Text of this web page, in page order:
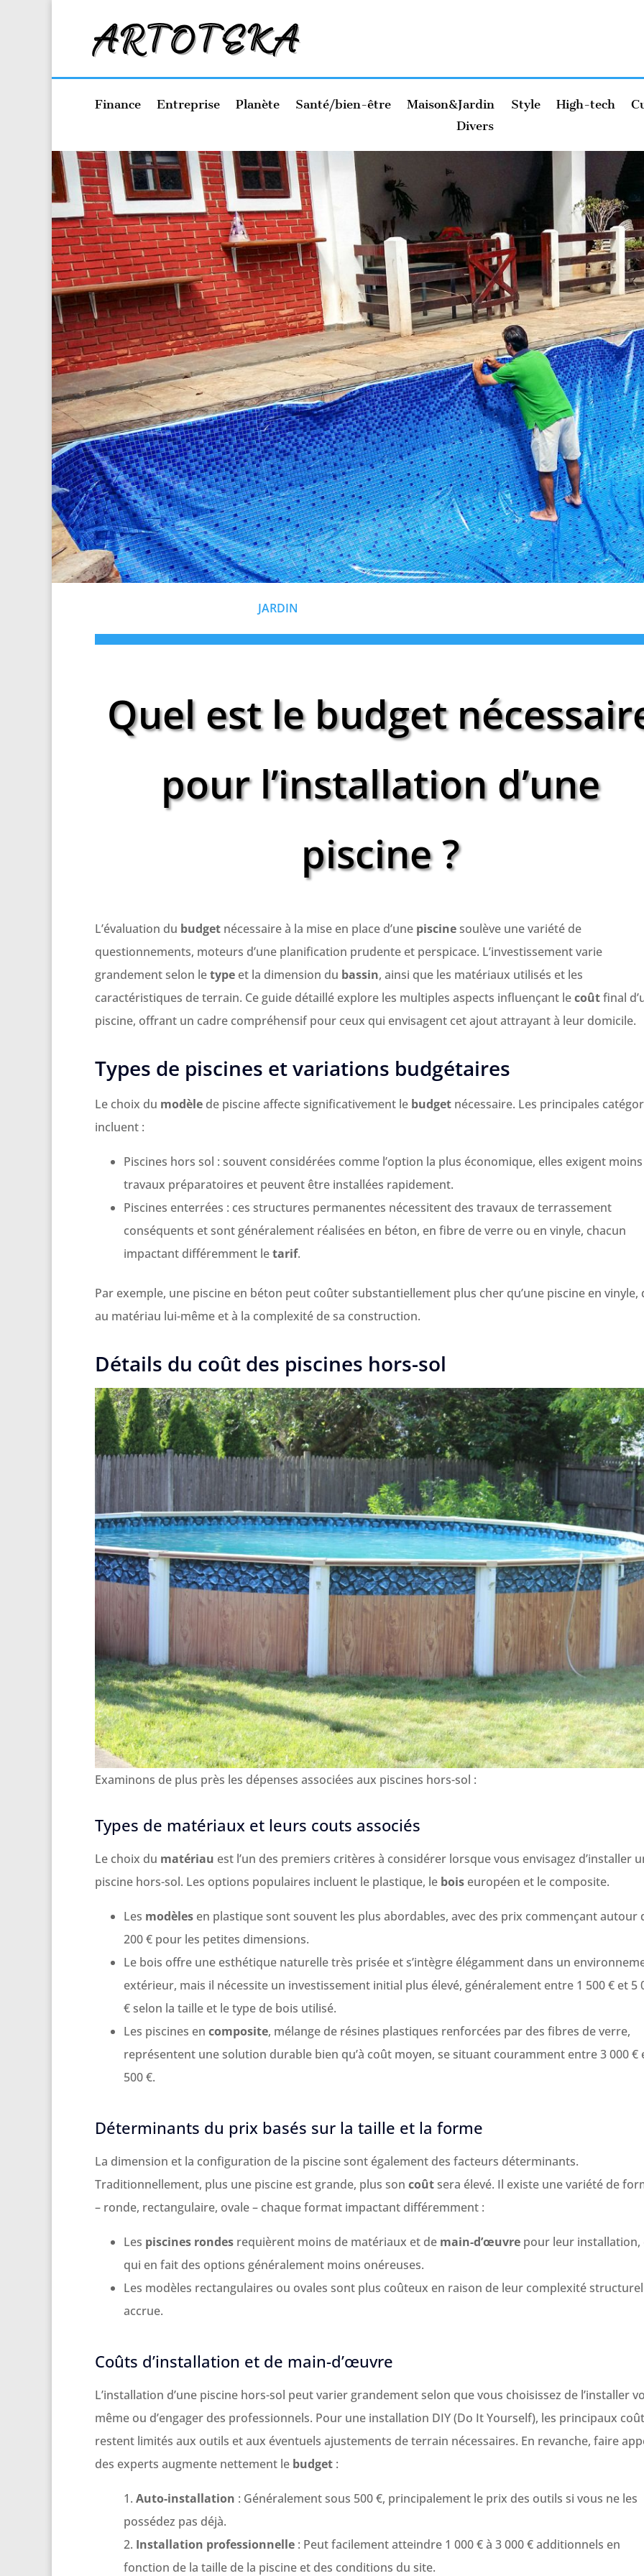
Finance Entreprise Planète Santé/bien-être Maison&Jardin Style High-tech
Divers
JARDIN
Quel est le budget
pour l’installation d’une
piscine ?
L’évaluation du budget nécessaire à la mise en place d’une piscinesoulève une variété de
questionnements, moteurs d’une planification prudente et perspicace. L’investissement varie
grandement selon letype et la dimension du bassin, ainsi que les matériaux utilisés et les
caractéristiques de terrain. Ce guide détaillé explore les multiples aspects influençant lecoûtfinal
piscine, offrant un cadre compréhensif pour ceux qui envisagent cet ajout attrayant à leur domicile.
Types de piscines et variations budgétaires
Le choix du modèle de piscine affecte significativement le budget nécessaire. Les principales
incluent :
Piscines hors sol : souvent considérées comme l’option la plus économique, elles exigent
travaux préparatoires et peuvent être installées rapidement.
Piscines enterrées : ces structures permanentes nécessitent des travaux de terrassement
conséquents et sont généralement réalisées en béton, en fibre de verre ou en vinyle, chacun
impactant différemment letarif.
Par exemple, une piscine en béton peut coûter substantiellement plus cher qu’une piscine en vinyle,
au matériau lui-même et à la complexité de sa construction.
Détails du coût des piscines hors-sol
Examinons de plus près les dépenses associées aux piscines hors-sol :
Types de matériaux et leurs couts associés
Le choix du matériau est l’un des premiers critères à considérer lorsque vous envisagez d’installer
piscine hors-sol. Les options populaires incluent le plastique, le bois européen et le composite.
Les modèles en plastique sont souvent les plus abordables, avec des prix commençant autour
200 € pour les petites dimensions.
Le bois offre une esthétique naturelle très prisée et s’intègre élégamment dans un
extérieur, mais il nécessite un investissement initial plus élevé, généralement entre 1 500 € et 5
€ selon la taille et le type de bois utilisé.
Les piscines en composite, mélange de résines plastiques renforcées par des fibres de verre,
représentent une solution durable bien qu’à coût moyen, se situant couramment entre 3 000 €
500 €.
Déterminants du prix basés sur la taille et la forme
La dimension et la configuration de la piscine sont également des facteurs déterminants.
Traditionnellement, plus une piscine est grande, plus son coûtsera élevé. Il existe une variété de
– ronde, rectangulaire, ovale – chaque format impactant différemment :
Les piscines rondes requièrent moins de matériaux et de main-d’œuvre pour leur installation,
qui en fait des options généralement moins onéreuses.
Les modèles rectangulaires ou ovales sont plus coûteux en raison de leur complexité
accrue.
Coûts d’installation et de main-d’œuvre
L’installation d’une piscine hors-sol peut varier grandement selon que vous choisissez de l’installer
même ou d’engager des professionnels. Pour une installation DIY (Do It Yourself), les principaux
restent limités aux outils et aux éventuels ajustements de terrain nécessaires. En revanche, faire
des experts augmente nettement le budget :
Auto-installation : Généralement sous 500 €, principalement le prix des outils si vous ne les
possédez pas déjà.
Installation professionnelle : Peut facilement atteindre 1 000 € à 3 000 € additionnels en
fonction de la taille de la piscine et des conditions du site.